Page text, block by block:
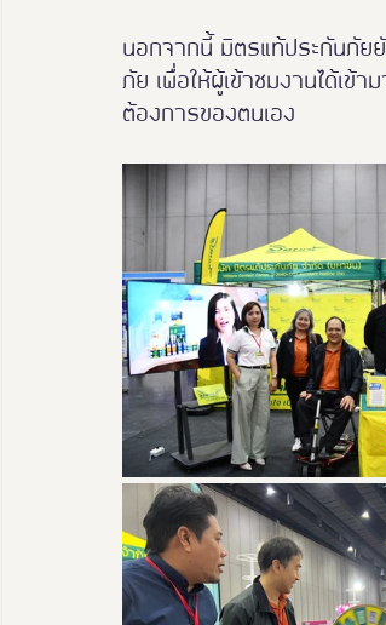
นอกจากนี้ มิตรแท้ประกันภัย
ภัย เพื่อให้ผู้เข้าชมงานได้เข้
ต้องการของตนเอง